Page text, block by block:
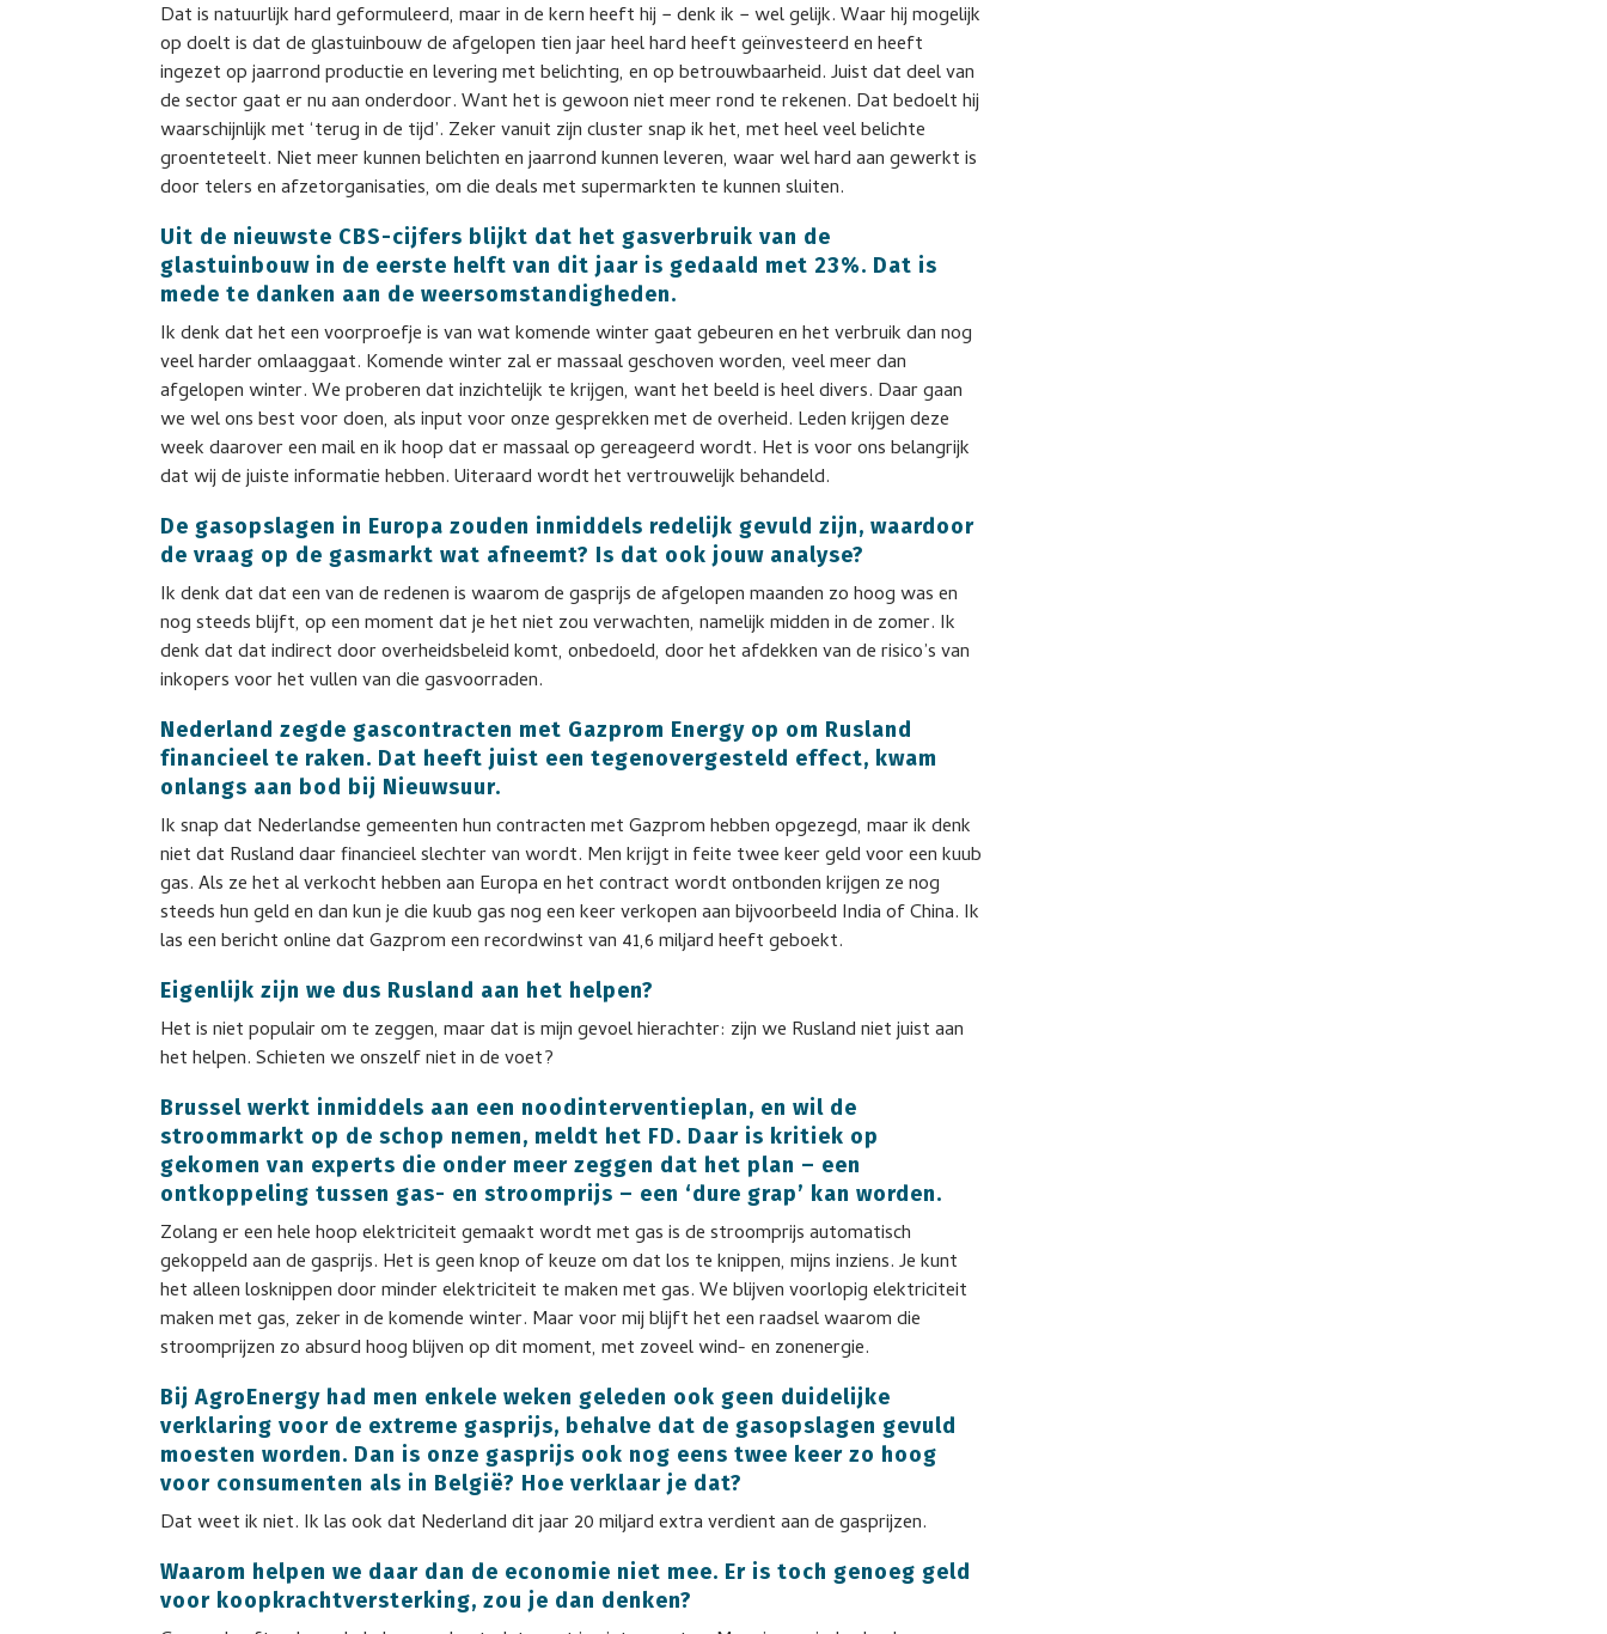
Dat is natuurlijk hard geformuleerd, maar in de kern heeft hij − denk ik − wel gelijk. Waar hij mogelijk
op doelt is dat de glastuinbouw de afgelopen tien jaar heel hard heeft geïnvesteerd en heeft
ingezet op jaarrond productie en levering met belichting, en op betrouwbaarheid. Juist dat deel van
de sector gaat er nu aan onderdoor. Want het is gewoon niet meer rond te rekenen. Dat bedoelt hij
waarschijnlijk met ‘terug in de tijd’. Zeker vanuit zijn cluster snap ik het, met heel veel belichte
groenteteelt. Niet meer kunnen belichten en jaarrond kunnen leveren, waar wel hard aan gewerkt is
door telers en afzetorganisaties, om die deals met supermarkten te kunnen sluiten.
Uit de nieuwste CBS-cijfers blijkt dat het gasverbruik van de
glastuinbouw in de eerste helft van dit jaar is gedaald met 23%. Dat is
mede te danken aan de weersomstandigheden.
Ik denk dat het een voorproefje is van wat komende winter gaat gebeuren en het verbruik dan nog
veel harder omlaaggaat. Komende winter zal er massaal geschoven worden, veel meer dan
afgelopen winter. We proberen dat inzichtelijk te krijgen, want het beeld is heel divers. Daar gaan
we wel ons best voor doen, als input voor onze gesprekken met de overheid. Leden krijgen deze
week daarover een mail en ik hoop dat er massaal op gereageerd wordt. Het is voor ons belangrijk
dat wij de juiste informatie hebben. Uiteraard wordt het vertrouwelijk behandeld.
De gasopslagen in Europa zouden inmiddels redelijk gevuld zijn, waardoor
de vraag op de gasmarkt wat afneemt? Is dat ook jouw analyse?
Ik denk dat dat een van de redenen is waarom de gasprijs de afgelopen maanden zo hoog was en
nog steeds blijft, op een moment dat je het niet zou verwachten, namelijk midden in de zomer. Ik
denk dat dat indirect door overheidsbeleid komt, onbedoeld, door het afdekken van de risico’s van
inkopers voor het vullen van die gasvoorraden.
Nederland zegde gascontracten met Gazprom Energy op om Rusland
financieel te raken. Dat heeft juist een tegenovergesteld effect, kwam
onlangs aan bod bij Nieuwsuur.
Ik snap dat Nederlandse gemeenten hun contracten met Gazprom hebben opgezegd, maar ik denk
niet dat Rusland daar financieel slechter van wordt. Men krijgt in feite twee keer geld voor een kuub
gas. Als ze het al verkocht hebben aan Europa en het contract wordt ontbonden krijgen ze nog
steeds hun geld en dan kun je die kuub gas nog een keer verkopen aan bijvoorbeeld India of China. Ik
las een bericht online dat Gazprom een recordwinst van 41,6 miljard heeft geboekt.
Eigenlijk zijn we dus Rusland aan het helpen?
Het is niet populair om te zeggen, maar dat is mijn gevoel hierachter: zijn we Rusland niet juist aan
het helpen. Schieten we onszelf niet in de voet?
Brussel werkt inmiddels aan een noodinterventieplan, en wil de
stroommarkt op de schop nemen, meldt het FD. Daar is kritiek op
gekomen van experts die onder meer zeggen dat het plan – een
ontkoppeling tussen gas- en stroomprijs – een ‘dure grap’ kan worden.
Zolang er een hele hoop elektriciteit gemaakt wordt met gas is de stroomprijs automatisch
gekoppeld aan de gasprijs. Het is geen knop of keuze om dat los te knippen, mijns inziens. Je kunt
het alleen losknippen door minder elektriciteit te maken met gas. We blijven voorlopig elektriciteit
maken met gas, zeker in de komende winter. Maar voor mij blijft het een raadsel waarom die
stroomprijzen zo absurd hoog blijven op dit moment, met zoveel wind- en zonenergie.
Bij AgroEnergy had men enkele weken geleden ook geen duidelijke
verklaring voor de extreme gasprijs, behalve dat de gasopslagen gevuld
moesten worden. Dan is onze gasprijs ook nog eens twee keer zo hoog
voor consumenten als in België? Hoe verklaar je dat?
Dat weet ik niet. Ik las ook dat Nederland dit jaar 20 miljard extra verdient aan de gasprijzen.
Waarom helpen we daar dan de economie niet mee. Er is toch genoeg geld
voor koopkrachtversterking, zou je dan denken?